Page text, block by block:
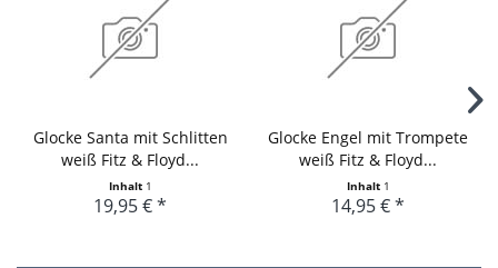
Glocke Santa mit Schlitten
weiß Fitz & Floyd...
Inhalt 1
19,95 € *
Glocke Engel mit Trompete
weiß Fitz & Floyd...
Inhalt 1
14,95 € *